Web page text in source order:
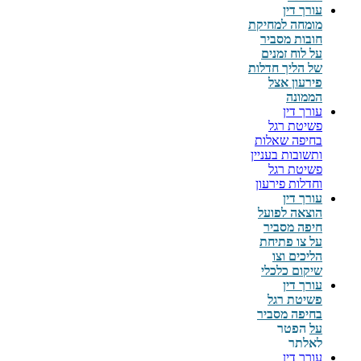
עורך דין
מומחה למחיקת
חובות מסביר
על לוח זמנים
של הליך חדלות
פירעון אצל
הממונה
עורך דין
פשיטת רגל
בחיפה שאלות
ותשובות בעניין
פשיטת רגל
וחדלות פירעון
עורך דין
הוצאה לפועל
חיפה מסביר
על צו פתיחת
הליכים וצו
שיקום כלכלי
עורך דין
פשיטת רגל
בחיפה מסביר
על הפטר
לאלתר
עורך דין